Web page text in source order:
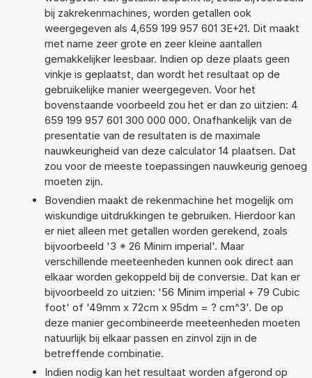
bij zakrekenmachines, worden getallen ook
weergegeven als 4,659 199 957 601 3E+21. Dit maakt
met name zeer grote en zeer kleine aantallen
gemakkelijker leesbaar. Indien op deze plaats geen
vinkje is geplaatst, dan wordt het resultaat op de
gebruikelijke manier weergegeven. Voor het
bovenstaande voorbeeld zou het er dan zo uitzien: 4
659 199 957 601 300 000 000. Onafhankelijk van de
presentatie van de resultaten is de maximale
nauwkeurigheid van deze calculator 14 plaatsen. Dat
zou voor de meeste toepassingen nauwkeurig genoeg
moeten zijn.
Bovendien maakt de rekenmachine het mogelijk om
wiskundige uitdrukkingen te gebruiken. Hierdoor kan
er niet alleen met getallen worden gerekend, zoals
bijvoorbeeld '3 * 26 Minim imperial'. Maar
verschillende meeteenheden kunnen ook direct aan
elkaar worden gekoppeld bij de conversie. Dat kan er
bijvoorbeeld zo uitzien: '56 Minim imperial + 79 Cubic
foot' of '49mm x 72cm x 95dm = ? cm^3'. De op
deze manier gecombineerde meeteenheden moeten
natuurlijk bij elkaar passen en zinvol zijn in de
betreffende combinatie.
Indien nodig kan het resultaat worden afgerond op